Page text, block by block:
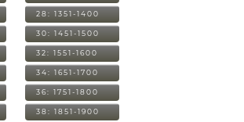
28: 1351-1400
30: 1451-1500
32: 1551-1600
34: 1651-1700
36: 1751-1800
38: 1851-1900